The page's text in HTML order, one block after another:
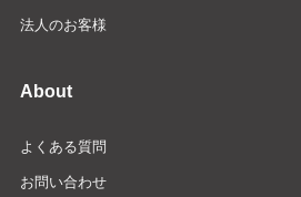
法人のお客様
About
よくある質問
お問い合わせ